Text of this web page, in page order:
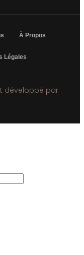
À Propos
Légales
développé par